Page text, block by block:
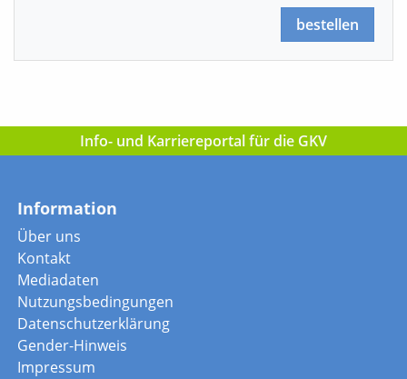
bestellen
Info- und Karriereportal für die GKV
Information
Über uns
Kontakt
Mediadaten
Nutzungsbedingungen
Datenschutzerklärung
Gender-Hinweis
Impressum